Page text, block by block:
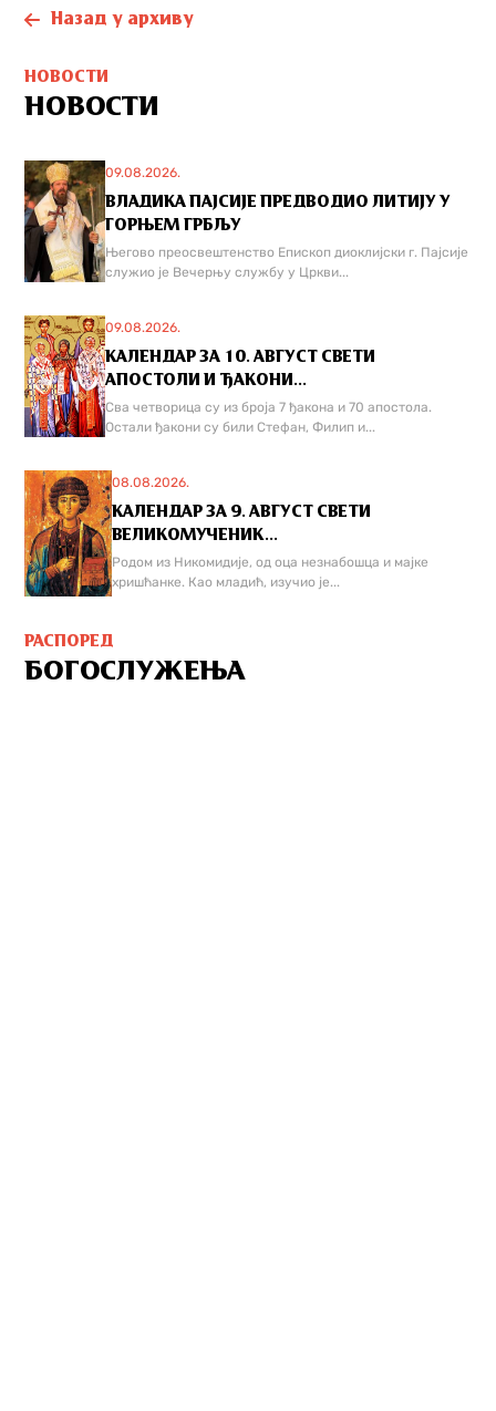
Назад у архиву
НОВОСТИ
НОВОСТИ
09.08.2026.
ВЛАДИКА ПАЈСИЈЕ ПРЕДВОДИО ЛИТИЈУ У
ГОРЊЕМ ГРБЉУ
Његово преосвештенство Епископ диоклијски г. Пајсије
служио је Вечерњу службу у Цркви...
09.08.2026.
КАЛЕНДАР ЗА 10. АВГУСТ СВЕТИ
АПОСТОЛИ И ЂАКОНИ...
Сва четворица су из броја 7 ђакона и 70 апостола.
Остали ђакони су били Стефан, Филип и...
08.08.2026.
КАЛЕНДАР ЗА 9. АВГУСТ СВЕТИ
ВЕЛИКОМУЧЕНИК...
Родом из Никомидије, од оца незнабошца и мајке
хришћанке. Као младић, изучио је...
РАСПОРЕД
БОГОСЛУЖЕЊА